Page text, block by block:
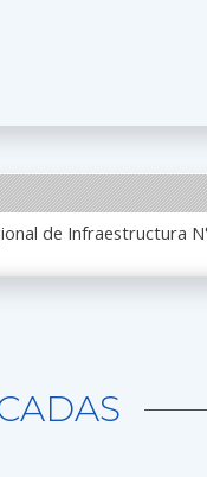
de Infraestructura